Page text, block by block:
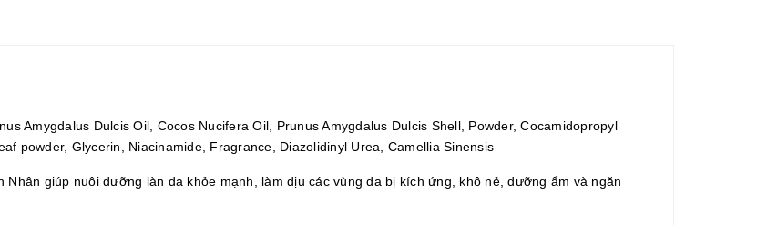
Amygdalus Dulcis Oil, Cocos Nucifera Oil, Prunus Amygdalus Dulcis Shell, Powder, Cocamidopropyl
powder, Glycerin, Niacinamide, Fragrance, Diazolidinyl Urea, Camellia Sinensis
Nhân giúp nuôi dưỡng làn da khỏe mạnh, làm dịu các vùng da bị kích ứng, khô nẻ, dưỡng ẩm và ngăn